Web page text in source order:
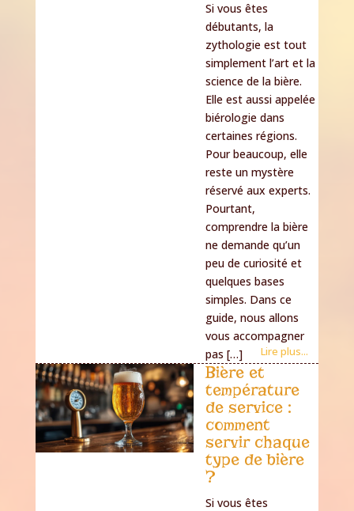
Si vous êtes
débutants, la
zythologie est tout
simplement l’art et la
science de la bière.
Elle est aussi appelée
biérologie dans
certaines régions.
Pour beaucoup, elle
reste un mystère
réservé aux experts.
Pourtant,
comprendre la bière
ne demande qu’un
peu de curiosité et
quelques bases
simples. Dans ce
guide, nous allons
vous accompagner
pas […]
Lire plus...
Bière et
température
de service :
comment
servir chaque
type de bière
?
Si vous êtes